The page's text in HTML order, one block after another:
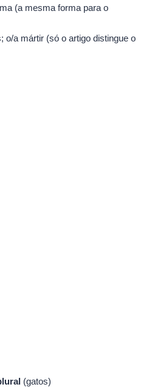
(a mesma forma para o
o/a mártir (só o artigo distingue o
(gatos)